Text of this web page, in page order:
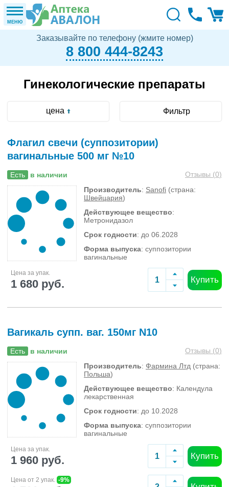
МЕНЮ
Заказывайте по телефону (жмите номер)
8 800 444-8243
Гинекологические препараты
цена Фильтр
Флагил свечи (суппозитории)
вагинальные 500 мг №10
Есть в наличии Отзывы (0)
Производитель: Sanofi (страна:
Швейцария)
Действующее вещество:
Метронидазол
Срок годности: до 06.2028
Форма выпуска: суппозитории
вагинальные
Цена за упак.
1 680 руб. Купить
Вагикаль супп. ваг. 150мг N10
Есть в наличии Отзывы (0)
Производитель: Фармина Лтд (страна:
Польша)
Действующее вещество: Календула
лекарственная
Срок годности: до 10.2028
Форма выпуска: суппозитории
вагинальные
Цена за упак.
1 960 руб. Купить
Цена от 2 упак. -9%